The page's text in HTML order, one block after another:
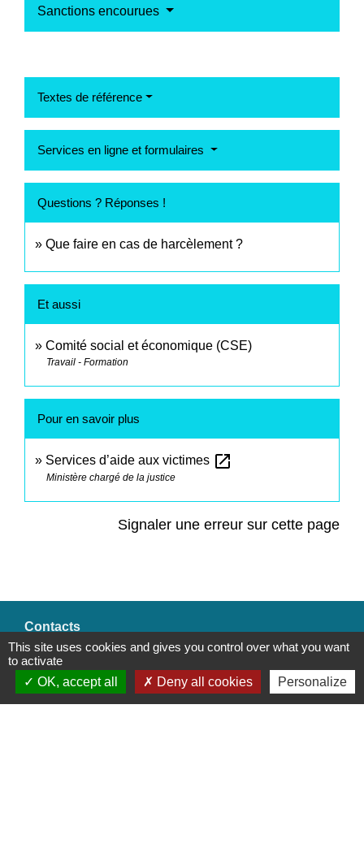
Sanctions encourues
Textes de référence
Services en ligne et formulaires
Questions ? Réponses !
Que faire en cas de harcèlement ?
Et aussi
Comité social et économique (CSE)
Travail - Formation
Pour en savoir plus
Services d’aide aux victimes open_in_new
Ministère chargé de la justice
Signaler une erreur sur cette page
Contacts
Commune de Saint-Mesmes
12 rue de Richebourg
77410 Saint-Mesmes - FRANCE
This site uses cookies and gives you control over what you want
to activate
OK, accept all
Deny all cookies Personalize